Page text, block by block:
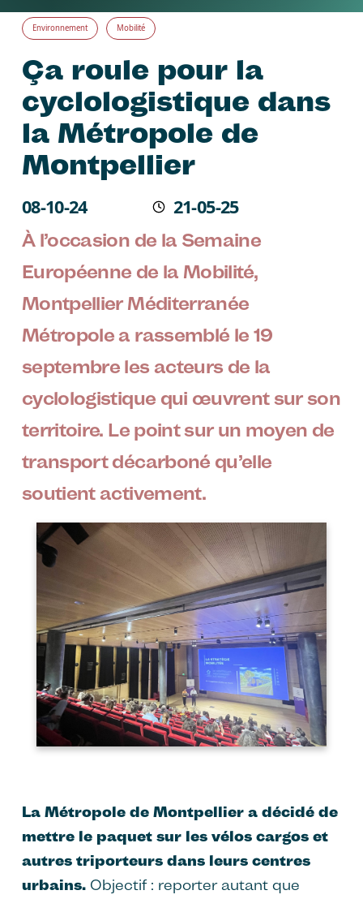
Environnement Mobilité
Ça roule pour la
cyclologistique dans
la Métropole de
Montpellier
Écrit le
08-10-24 Modifié
21-05-25
À l’occasion de la Semaine
Européenne de la Mobilité,
Montpellier Méditerranée
Métropole a rassemblé le 19
septembre les acteurs de la
cyclologistique qui œuvrent sur son
territoire. Le point sur un moyen de
transport décarboné qu’elle
soutient activement.
Image
La Métropole de Montpellier a décidé de
mettre le paquet sur les vélos cargos et
autres triporteurs dans leurs centres
urbains. Objectif : reporter autant que